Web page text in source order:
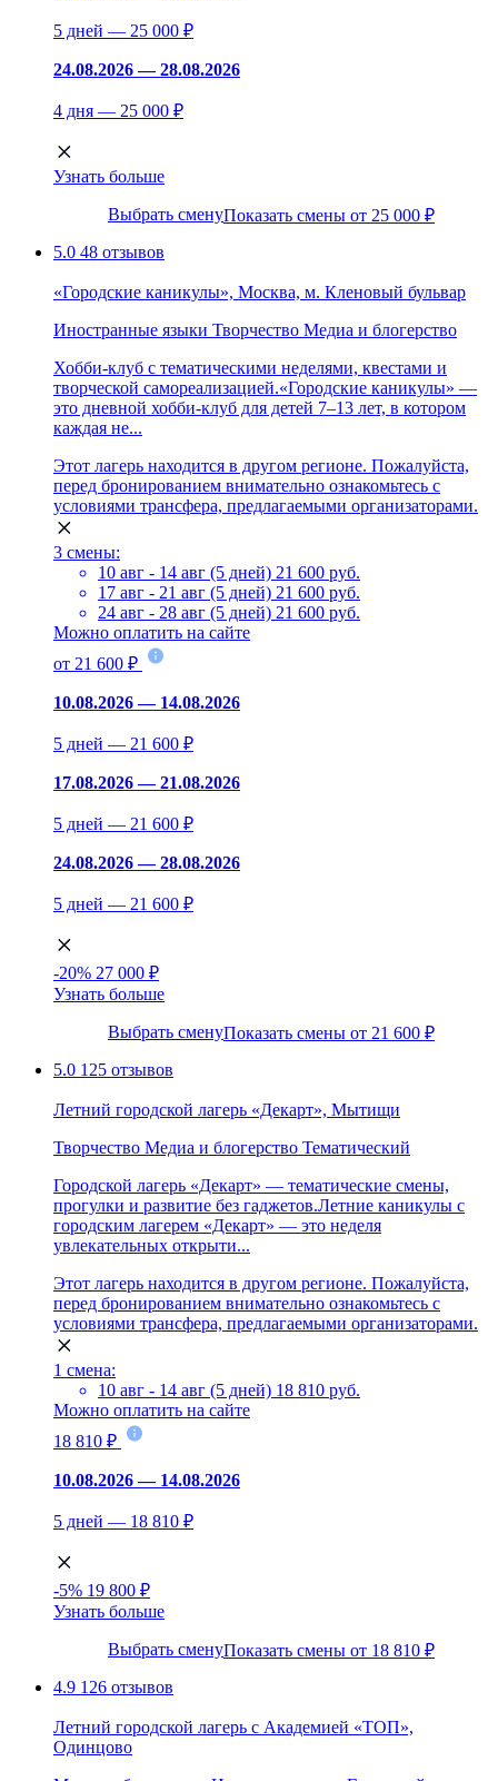
5 дней — 25 000 ₽
24.08.2026 — 28.08.2026
4 дня — 25 000 ₽
Узнать больше
Выбрать сменуПоказать смены от 25 000 ₽
5.0 48 отзывов
«Городские каникулы», Москва, м. Кленовый бульвар
Иностранные языки Творчество Медиа и блогерство
Хобби-клуб с тематическими неделями, квестами и
творческой самореализацией.«Городские каникулы» —
это дневной хобби-клуб для детей 7–13 лет, в котором
каждая не...
Этот лагерь находится в другом регионе. Пожалуйста,
перед бронированием внимательно ознакомьтесь с
условиями трансфера, предлагаемыми организаторами.
3 смены:
10 авг - 14 авг (5 дней) 21 600 руб.
17 авг - 21 авг (5 дней) 21 600 руб.
24 авг - 28 авг (5 дней) 21 600 руб.
Можно оплатить на сайте
от 21 600 ₽
10.08.2026 — 14.08.2026
5 дней — 21 600 ₽
17.08.2026 — 21.08.2026
5 дней — 21 600 ₽
24.08.2026 — 28.08.2026
5 дней — 21 600 ₽
-20% 27 000 ₽
Узнать больше
Выбрать сменуПоказать смены от 21 600 ₽
5.0 125 отзывов
Летний городской лагерь «Декарт», Мытищи
Творчество Медиа и блогерство Тематический
Городской лагерь «Декарт» — тематические смены,
прогулки и развитие без гаджетов.Летние каникулы с
городским лагерем «Декарт» — это неделя
увлекательных открыти...
Этот лагерь находится в другом регионе. Пожалуйста,
перед бронированием внимательно ознакомьтесь с
условиями трансфера, предлагаемыми организаторами.
1 смена:
10 авг - 14 авг (5 дней) 18 810 руб.
Можно оплатить на сайте
18 810 ₽
10.08.2026 — 14.08.2026
5 дней — 18 810 ₽
-5% 19 800 ₽
Узнать больше
Выбрать сменуПоказать смены от 18 810 ₽
4.9 126 отзывов
Летний городской лагерь с Академией «ТОП»,
Одинцово